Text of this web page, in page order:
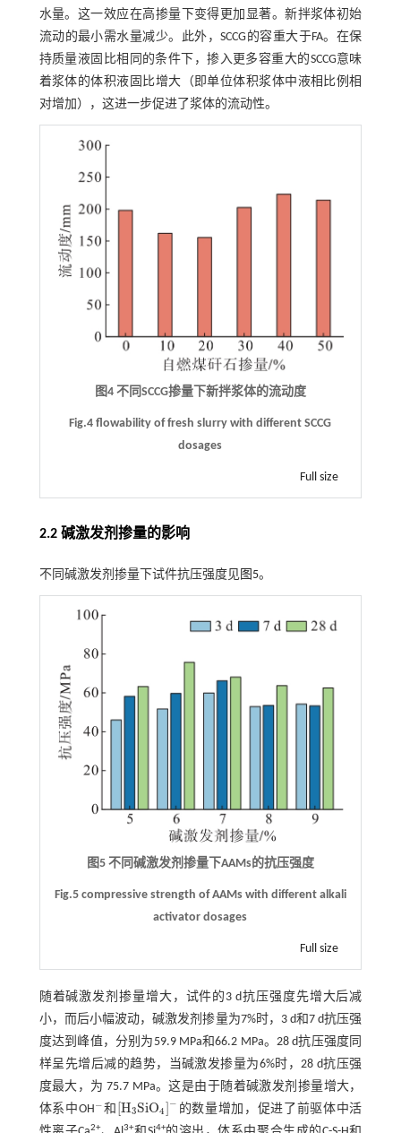
水量。这一效应在高掺量下变得更加显著。新拌浆体初始
流动的最小需水量减少。此外，SCCG的容重大于FA。在保
持质量液固比相同的条件下，掺入更多容重大的SCCG意味
着浆体的体积液固比增大（即单位体积浆体中液相比例相
对增加），这进一步促进了浆体的流动性。
图4 不同SCCG掺量下新拌浆体的流动度
Fig.4 flowability of fresh slurry with different SCCG
dosages
Full size
2.2 碱激发剂掺量的影响
不同碱激发剂掺量下试件抗压强度见图5。
图5 不同碱激发剂掺量下AAMs的抗压强度
Fig.5 compressive strength of AAMs with different alkali
activator dosages
Full size
随着碱激发剂掺量增大，试件的3 d抗压强度先增大后减
小，而后小幅波动，碱激发剂掺量为7%时，3 d和7 d抗压强
度达到峰值，分别为59.9 MPa和66.2 MPa。28 d抗压强度同
样呈先增后减的趋势，当碱激发掺量为6%时，28 d抗压强
度最大，为 75.7 MPa。这是由于随着碱激发剂掺量增大，
体系中OH−和 [H3SiO4]−
H3SiO4-
的数量增加，促进了前驱体中活
2+ 3+ 4+